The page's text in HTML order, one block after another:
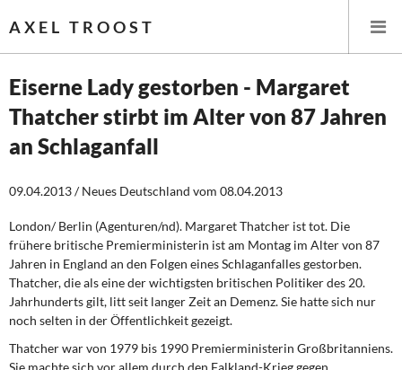
AXEL TROOST
Startseite
Wirtschaftspolitik
Steuer- und Finanzpolitik
Öffentliche Infrastruktur und Daseinsvorsorge
Eiserne Lady gestorben - Margaret
Thatcher stirbt im Alter von 87 Jahren
an Schlaganfall
09.04.2013 / Neues Deutschland vom 08.04.2013
London/ Berlin (Agenturen/nd). Margaret Thatcher ist tot. Die
frühere britische Premierministerin ist am Montag im Alter von 87
Jahren in England an den Folgen eines Schlaganfalles gestorben.
Thatcher, die als eine der wichtigsten britischen Politiker des 20.
Jahrhunderts gilt, litt seit langer Zeit an Demenz. Sie hatte sich nur
noch selten in der Öffentlichkeit gezeigt.
Thatcher war von 1979 bis 1990 Premierministerin Großbritanniens.
Sie machte sich vor allem durch den Falkland-Krieg gegen